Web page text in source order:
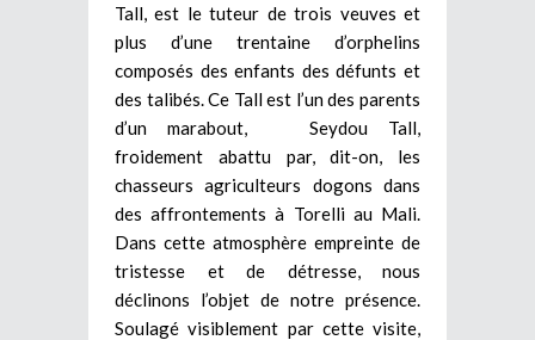
Tall, est le tuteur de trois veuves et
plus d’une trentaine d’orphelins
composés des enfants des défunts et
des talibés. Ce Tall est l’un des parents
d’un marabout, Seydou Tall,
froidement abattu par, dit-on, les
chasseurs agriculteurs dogons dans
des affrontements à Torelli au Mali.
Dans cette atmosphère empreinte de
tristesse et de détresse, nous
déclinons l’objet de notre présence.
Soulagé visiblement par cette visite,